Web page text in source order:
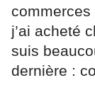
commerces
j’ai acheté
suis
dernière :